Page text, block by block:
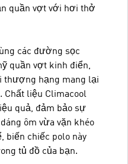
quần vợt với hơi thở
các đường sọc
quần vợt kinh điển,
thượng hạng mang lại
Chất liệu Climacool
quả, đảm bảo sự
ôm vừa vặn khéo
biến chiếc polo này
tủ đồ của bạn.